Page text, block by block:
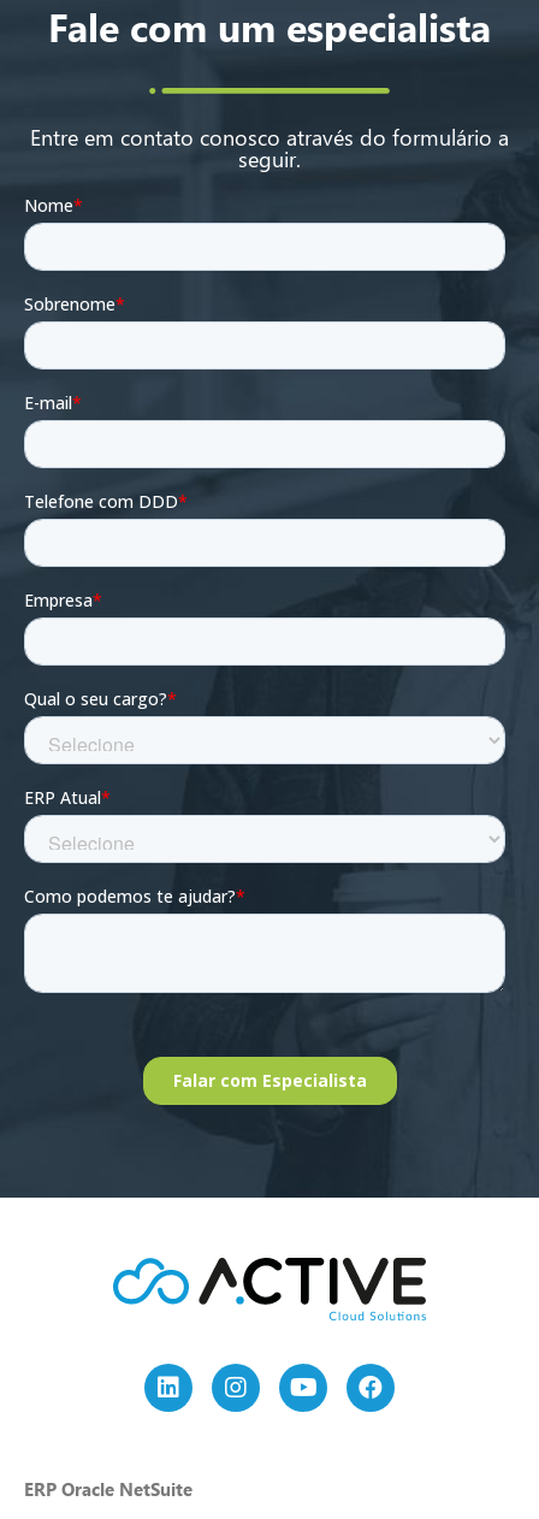
Fale com um especialista
Entre em contato conosco através do formulário a
seguir.
ERP Oracle NetSuite